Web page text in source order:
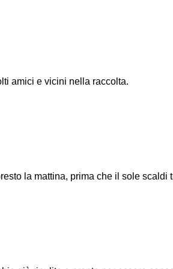
amici e vicini nella raccolta.
la mattina, prima che il sole scaldi